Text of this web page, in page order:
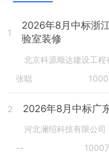
1
2026年8月中标浙
验室装修
北京科源顺达建设工程
张聪
2 2026年8月中标广
河北澜绍科技有限公司
--
1000